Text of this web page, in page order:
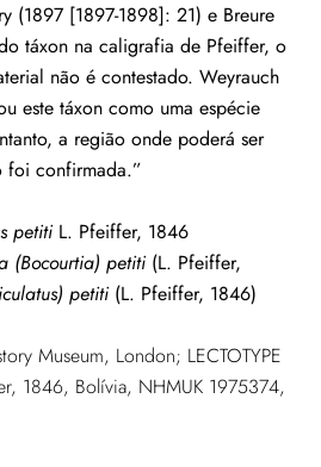
(1897 [1897-1898]: 21) e Breure
táxon na caligrafia de Pfeiffer, o
não é contestado. Weyrauch
este táxon como uma espécie
a região onde poderá ser
confirmada.”
petitiL. Pfeiffer, 1846
(Bocourtia) petiti(L. Pfeiffer,
petiti(L. Pfeiffer, 1846)
Museum, London; LECTOTYPE
1846, Bolívia, NHMUK 1975374,